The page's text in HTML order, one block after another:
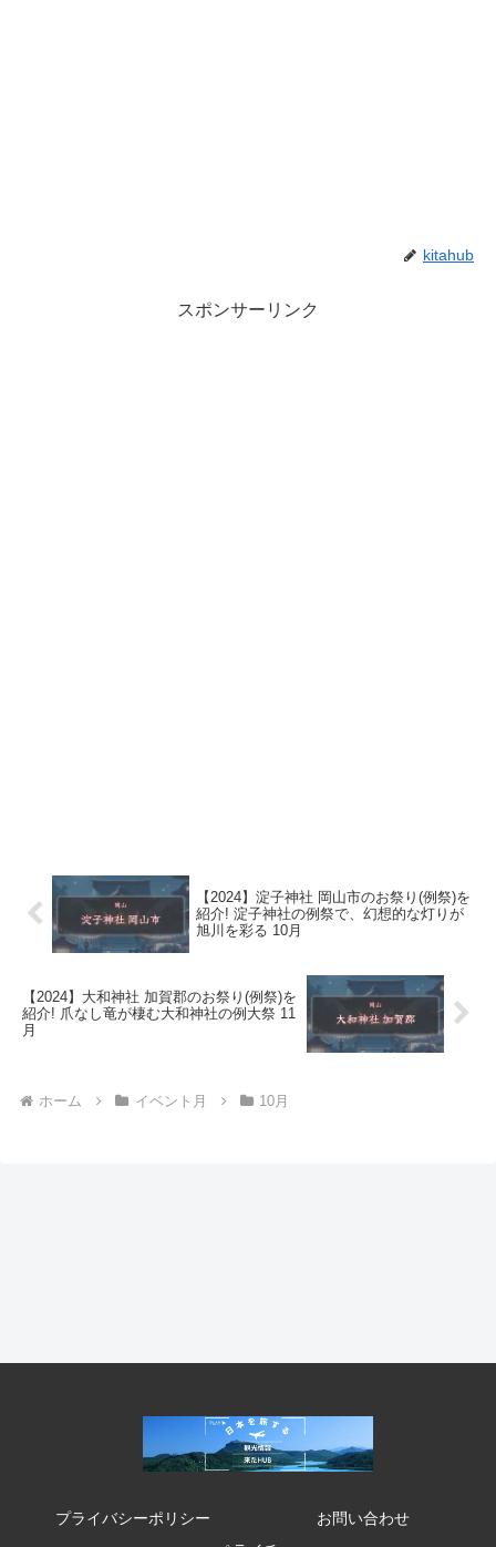
kitahub
スポンサーリンク
【2024】淀子神社 岡山市のお祭り(例祭)を
紹介! 淀子神社の例祭で、幻想的な灯りが
旭川を彩る 10月
【2024】大和神社 加賀郡のお祭り(例祭)を
紹介! 爪なし竜が棲む大和神社の例大祭 11
月
ホーム イベント月 10月
プライバシーポリシー
お問い合わせ